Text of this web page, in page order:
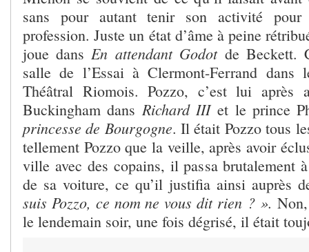
sans pour autant tenir son activité
profession. Juste un état d’âme à peine
joue dansEn attendant Godot de Beckett.
salle de l’Essai à Clermont-Ferrand dans
Théâtral Riomois. Pozzo, c’est lui
Buckingham dans Richard IIIet le prince
princesse de Bourgogne. Il était Pozzo tous
tellement Pozzo que la veille, après avoir
ville avec des copains, il passa brutalement
de sa voiture, ce qu’il justifia ainsi auprès
suis Pozzo, ce nom ne vous dit rien ? ».
le lendemain soir, une fois dégrisé, il était